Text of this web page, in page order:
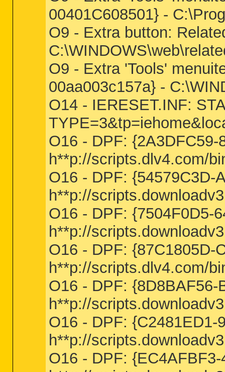
00401C608501} -
O9 - Extra button:
O9 - Extra 'Tools'
00aa003c157a} -
O14 - IERESET.INF:
O16 - DPF: {2A3DFC59-
h**p://scripts.dlv4.com/
O16 - DPF: {54579C3D-
h**p://
O16 - DPF: {7504F0D5-
h**p://
O16 - DPF: {87C1805D-
h**p://scripts.dlv4.com/
O16 - DPF:
h**p://
O16 - DPF: {C2481ED1-
h**p://
O16 - DPF: